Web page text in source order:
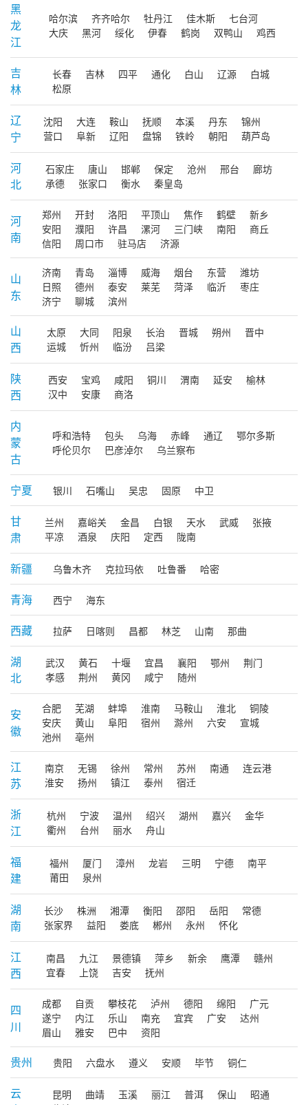
黑
龙
江
哈尔滨 齐齐哈尔 牡丹江 佳木斯
七台河
大庆
黑河 绥化 伊春 鹤岗 双鸭山 鸡西
吉
林
长春 吉林 四平 通化 白山 辽源
白城
松原
辽
宁
沈阳 大连 鞍山 抚顺 本溪 丹东
锦州
营口
阜新 辽阳 盘锦 铁岭 朝阳 葫芦岛
河
北
石家庄 唐山 邯郸 保定 沧州 邢台
廊坊
承德
张家口 衡水 秦皇岛
河
南
郑州 开封 洛阳 平顶山 焦作 鹤壁
新乡
安阳
濮阳 许昌 漯河 三门峡 南阳
商丘
信阳
周口市 驻马店 济源
山
东
济南 青岛 淄博 威海 烟台 东营
潍坊
日照
德州 泰安 莱芜 菏泽 临沂
枣庄
济宁
聊城 滨州
山
西
太原 大同 阳泉 长治 晋城 朔州
晋中
运城
忻州 临汾 吕梁
陕
西
西安 宝鸡 咸阳 铜川 渭南 延安
榆林
汉中
安康 商洛
内
蒙
古
呼和浩特 包头 乌海 赤峰 通辽
鄂尔多斯
呼伦贝尔
巴彦淖尔 乌兰察布
宁夏 银川 石嘴山 吴忠 固原 中卫
甘
肃
兰州 嘉峪关 金昌 白银 天水 武威
张掖
平凉
酒泉 庆阳 定西 陇南
新疆 乌鲁木齐 克拉玛依 吐鲁番 哈密
青海 西宁 海东
西藏 拉萨 日喀则 昌都 林芝 山南 那曲
湖
北
武汉 黄石 十堰 宜昌 襄阳 鄂州
荆门
孝感
荆州 黄冈 咸宁 随州
安
徽
合肥 芜湖 蚌埠 淮南 马鞍山 淮北
铜陵
安庆
黄山 阜阳 宿州 滁州 六安
宣城
池州
亳州
江
苏
南京 无锡 徐州 常州 苏州 南通
连云港
淮安
扬州 镇江 泰州 宿迁
浙
江
杭州 宁波 温州 绍兴 湖州 嘉兴
金华
衢州
台州 丽水 舟山
福
建
福州 厦门 漳州 龙岩 三明 宁德
南平
莆田
泉州
湖
南
长沙 株洲 湘潭 衡阳 邵阳 岳阳
常德
张家界
益阳 娄底 郴州 永州 怀化
江
西
南昌 九江 景德镇 萍乡 新余 鹰潭
赣州
宜春
上饶 吉安 抚州
四
川
成都 自贡 攀枝花 泸州 德阳 绵阳
广元
遂宁
内江 乐山 南充 宜宾 广安
达州
眉山
雅安 巴中 资阳
贵州 贵阳 六盘水 遵义 安顺 毕节 铜仁
云
昆明 曲靖 玉溪 丽江 普洱 保山
昭通